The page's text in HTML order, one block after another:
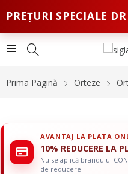
PREȚURI SPECIALE
Prima Pagină Orteze
AVANTAJ LA PLATA
10% REDUCERE LA
Nu se aplică brandului
de reducere.